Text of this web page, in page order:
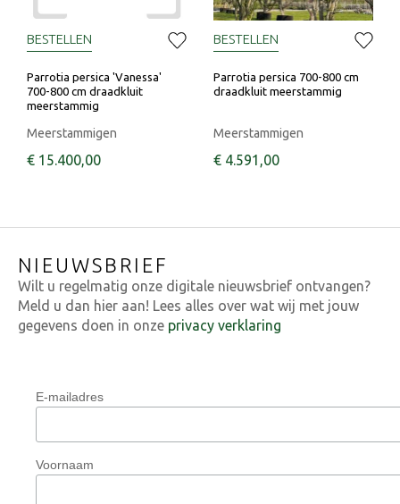
Parrotia persica 'Vanessa'
700-800 cm draadkluit
meerstammig
Meerstammigen
€ 15.400,00
BESTELLEN
Parrotia persica 700-800 cm
draadkluit meerstammig
Meerstammigen
€ 4.591 ,00
BESTELLEN
NIEUWSBRIEF
Wilt u regelmatig onze digitale nieuwsbrief ontvangen?
Meld u dan hier aan! Lees alles over wat wij met jouw
gegevens doen in onze privacy verklaring
E-mailadres
Voornaam